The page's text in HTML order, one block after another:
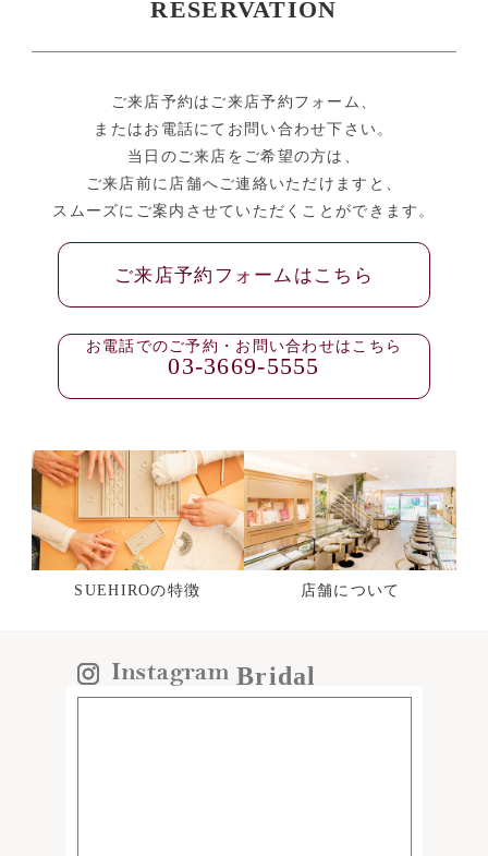
RESERVATION
ご来店予約はご来店予約フォーム、
またはお電話にてお問い合わせ下さい。
当日のご来店をご希望の方は、
ご来店前に店舗へご連絡いただけますと、
スムーズにご案内させていただくことができます。
ご来店予約フォームはこちら
お電話でのご予約・お問い合わせはこちら
03-3669-5555
SUEHIROの特徴 店舗について
Bridal